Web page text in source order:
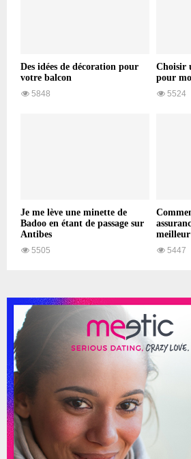
Des idées de décoration pour
votre balcon
5848
Choisir
pour
5524
Je me lève une minette de
Badoo en étant de passage sur
Antibes
5505 5447